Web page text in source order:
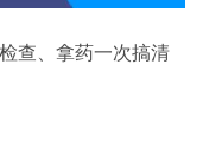
查、拿药一次搞清